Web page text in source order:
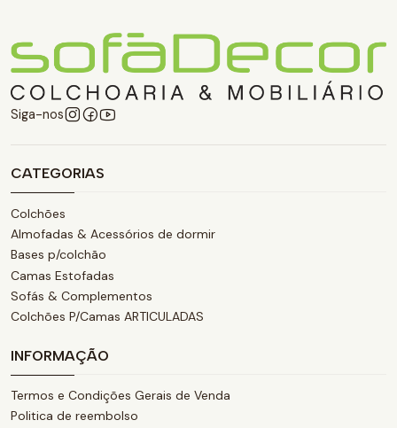
Siga-nos
CATEGORIAS
Colchões
Almofadas & Acessórios de dormir
Bases p/colchão
Camas Estofadas
Sofás & Complementos
Colchões P/Camas ARTICULADAS
INFORMAÇÃO
Termos e Condições Gerais de Venda
Politica de reembolso